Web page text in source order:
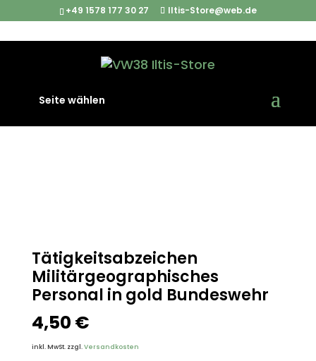
+49 1578 177 30 27 Iltis-Store@web.de
Seite wählen
Militärgeographisches Personal in gold Bundeswehr
Tätigkeitsabzeichen
Militärgeographisches
Personal in gold Bundeswehr
4,50 €
inkl. MwSt. zzgl.Versandkosten